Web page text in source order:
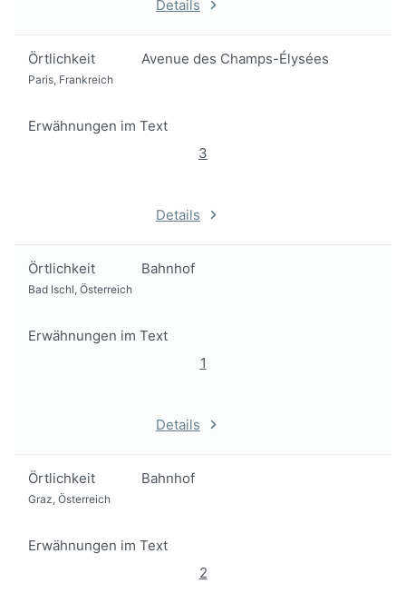
Details
Örtlichkeit Avenue des Champs-Élysées
Paris, Frankreich
Erwähnungen im Text
3
Details
Örtlichkeit Bahnhof
Bad Ischl, Österreich
Erwähnungen im Text
1
Details
Örtlichkeit Bahnhof
Graz, Österreich
Erwähnungen im Text
2